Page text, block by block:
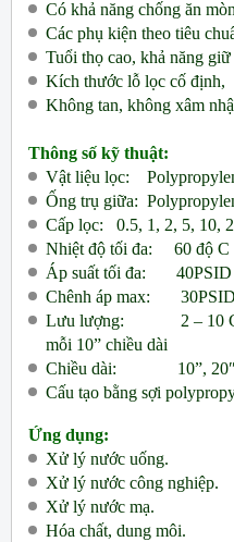
Có khả năng chống ăn
Các phụ kiện theo tiêu
Tuổi thọ cao, khả năng giữ
Kích thước lỗ lọc cố định,
Không tan, không xâm
Thông số kỹ thuật:
Vật liệu lọc:
Ống trụ giữa:
Cấp lọc:
0.5, 1, 2, 5, 10,
Nhiệt độ tối đa:
60 độ C
Áp suất tối đa:
Chênh áp max:
Lưu lượng: 2 – 10
mỗi 10” chiều dài
Chiều dài:              10”,
Cấu tạo bằng sợi
Ứng dụng:
Xử lý nước uống.
Xử lý nước công nghiệp.
Xử lý nước mạ.
Hóa chất, dung môi.